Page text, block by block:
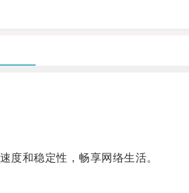
和稳定性，畅享网络生活。